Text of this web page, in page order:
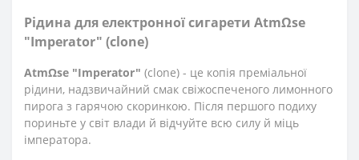
Рідина для електронної сигарети AtmΩse
"Imperator" (clone)
AtmΩse "Imperator" (clone) - це копія преміальної
рідини, надзвичайний смак свіжоспеченого лимонного
пирога з гарячою скоринкою. Після першого подиху
пориньте у світ влади й відчуйте всю силу й міць
імператора.